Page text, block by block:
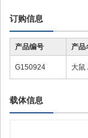
订购信息
产品编号 产品
G150924 大鼠
载体信息